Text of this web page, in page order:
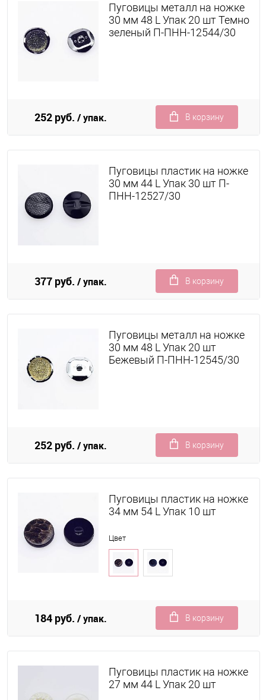
Пуговицы металл на ножке
30 мм 48 L Упак 20 шт Темно
зеленый П-ПНН-12544/30
252 руб. / упак. В корзину
Пуговицы пластик на ножке
30 мм 44 L Упак 30 шт П-
ПНН-12527/30
377 руб. / упак. В корзину
Пуговицы металл на ножке
30 мм 48 L Упак 20 шт
Бежевый П-ПНН-12545/30
252 руб. / упак. В корзину
Пуговицы пластик на ножке
34 мм 54 L Упак 10 шт
Цвет
184 руб. / упак. В корзину
Пуговицы пластик на ножке
27 мм 44 L Упак 20 шт